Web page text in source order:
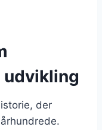
udvikling
der